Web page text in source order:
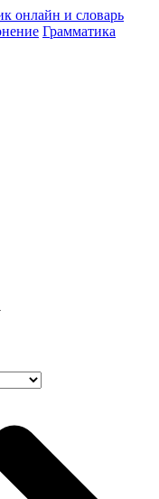
Грамматика